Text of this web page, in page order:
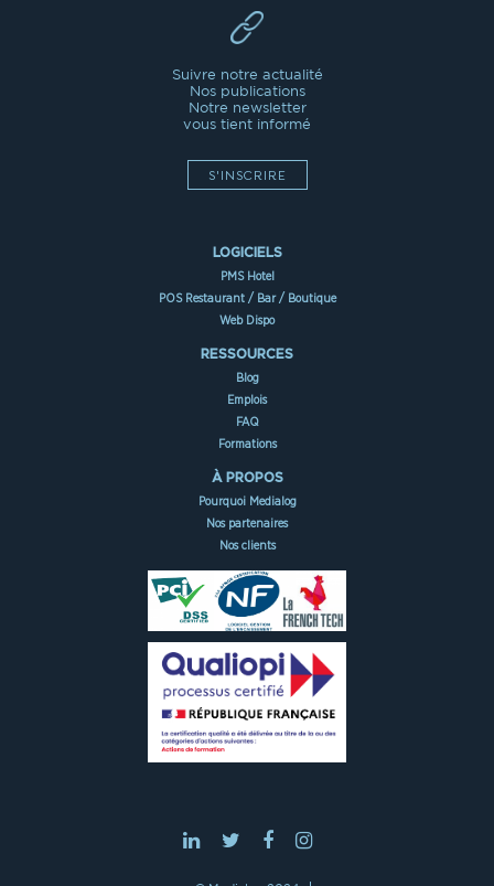
Suivre notre actualité
Nos publications
Notre newsletter
vous tient informé
S'INSCRIRE
LOGICIELS
PMS Hotel
POS Restaurant / Bar / Boutique
Web Dispo
RESSOURCES
Blog
Emplois
FAQ
Formations
À PROPOS
Pourquoi Medialog
Nos partenaires
Nos clients